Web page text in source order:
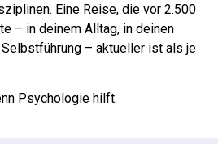
Eine Reise, die vor 2.500
– in deinem Alltag, in deinen
– aktueller ist als je
Psychologie hilft.